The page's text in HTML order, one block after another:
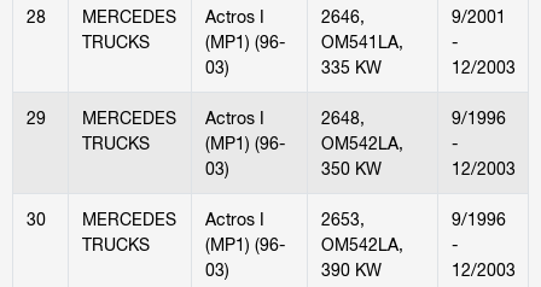
28
MERCEDES
TRUCKS
Actros I
(MP1) (96-
03)
2646,
OM541LA,
335 KW
9/2001
-
12/2003
29
MERCEDES
TRUCKS
Actros I
(MP1) (96-
03)
2648,
OM542LA,
350 KW
9/1996
-
12/2003
30
MERCEDES
TRUCKS
Actros I
(MP1) (96-
03)
2653,
OM542LA,
390 KW
9/1996
-
12/2003